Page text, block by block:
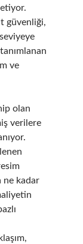
güvenliği,
ve
olan
verilere
ne kadar